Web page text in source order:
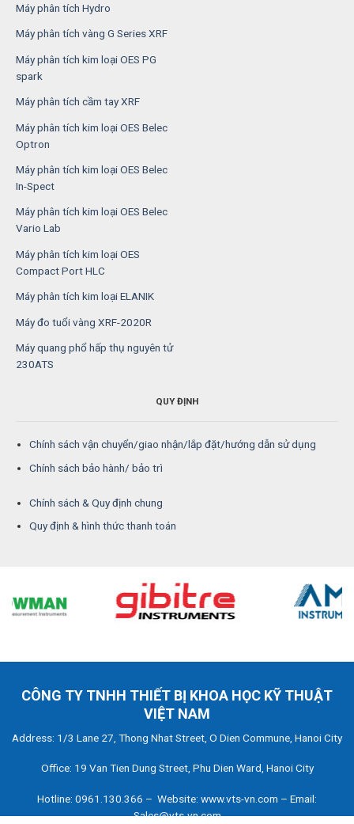
Máy phân tích Hydro
Máy phân tích vàng G Series XRF
Máy phân tích kim loại OES PG
spark
Máy phân tích cầm tay XRF
Máy phân tích kim loại OES Belec
Optron
Máy phân tích kim loại OES Belec
In-Spect
Máy phân tích kim loại OES Belec
Vario Lab
Máy phân tích kim loại OES
Compact Port HLC
Máy phân tích kim loại ELANIK
Máy đo tuổi vàng XRF-2020R
Máy quang phổ hấp thụ nguyên tử
230ATS
QUY ĐỊNH
Chính sách vận chuyển/giao nhận/lắp đặt/hướng dẫn sử dụng
Chính sách bảo hành/ bảo trì
Chính sách & Quy định chung
Quy định & hình thức thanh toán
CÔNG TY TNHH THIẾT BỊ KHOA HỌC KỸ THUẬT
VIỆT NAM
Address: 1/3 Lane 27, Thong Nhat Street, O Dien Commune, Hanoi City
Office: 19 Van Tien Dung Street, Phu Dien Ward, Hanoi City
Hotline: 0961.130.366 – Website: www.vts-vn.com – Email:
Sales@vts-vn.com